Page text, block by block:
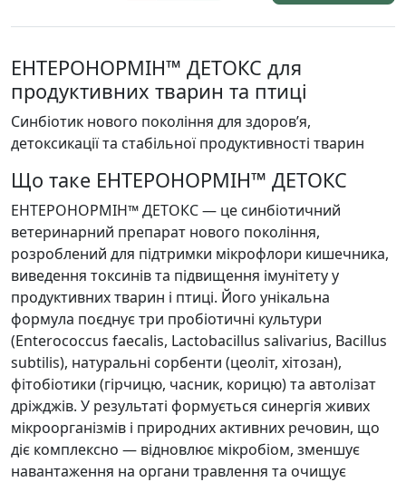
ЕНТЕРОНОРМІН™ ДЕТОКС для
продуктивних тварин та птиці
Синбіотик нового покоління для здоров’я,
детоксикації та стабільної продуктивності тварин
Що таке ЕНТЕРОНОРМІН™ ДЕТОКС
ЕНТЕРОНОРМІН™ ДЕТОКС — це синбіотичний
ветеринарний препарат нового покоління,
розроблений для підтримки мікрофлори кишечника,
виведення токсинів та підвищення імунітету у
продуктивних тварин і птиці. Його унікальна
формула поєднує три пробіотичні культури
(Enterococcus faecalis, Lactobacillus salivarius, Bacillus
subtilis), натуральні сорбенти (цеоліт, хітозан),
фітобіотики (гірчицю, часник, корицю) та автолізат
дріжджів. У результаті формується синергія живих
мікроорганізмів і природних активних речовин, що
діє комплексно — відновлює мікробіом, зменшує
навантаження на органи травлення та очищує